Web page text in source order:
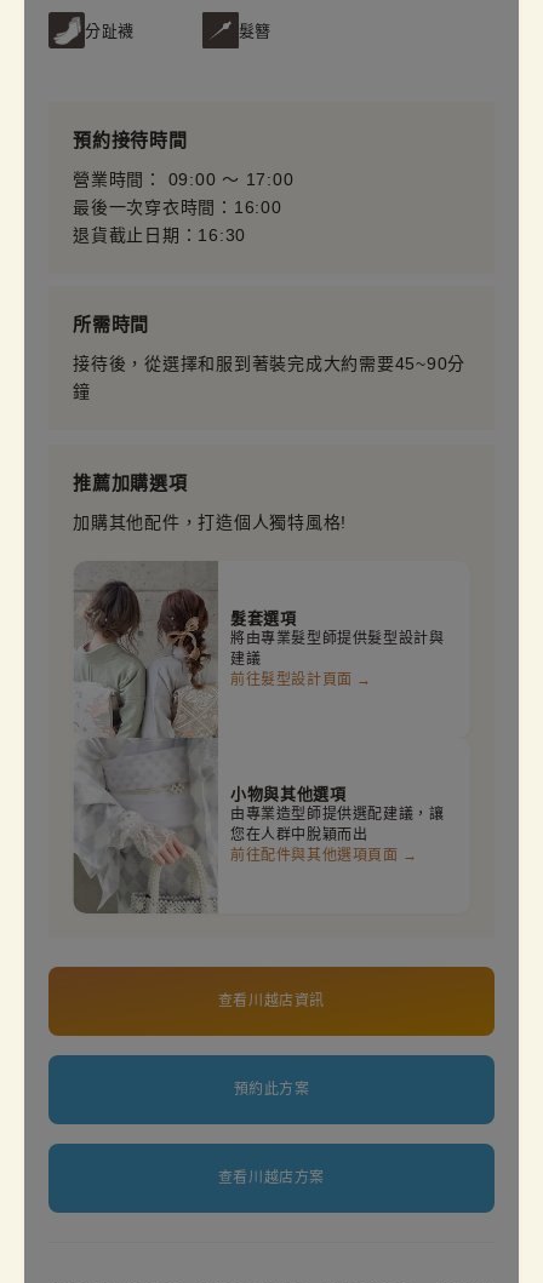
分趾襪 髮簪
預約接待時間
營業時間： 09:00 〜 17:00
最後一次穿衣時間：16:00
退貨截止日期：16:30
所需時間
接待後，從選擇和服到著裝完成大約需要45~90分
鐘
推薦加購選項
加購其他配件，打造個人獨特風格!
髮套選項
將由專業髮型師提供髮型設計與
建議
前往髮型設計頁面 →
小物與其他選項
由專業造型師提供選配建議，讓
您在人群中脫穎而出
前往配件與其他選項頁面 →
查看川越店資訊
預約此方案
查看川越店方案